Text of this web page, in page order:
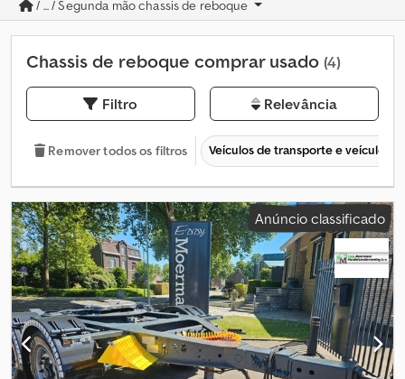
/ ... / Segunda mão chassis de reboque
Chassis de reboque comprar usado (4)
Filtro Relevância
Remover todos os filtros Veículos de transporte e veículos
Anúncio classificado